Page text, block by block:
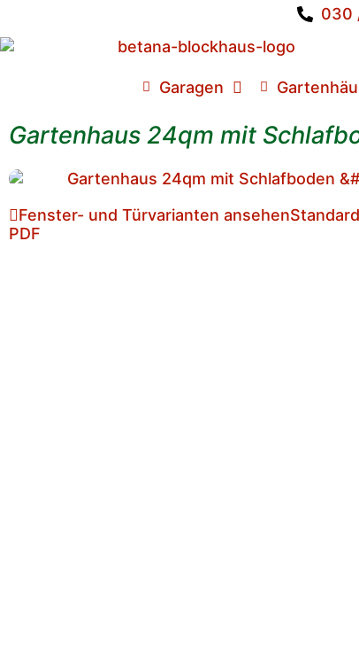
030
Garagen
Gartenhaus 24qm mit
Fenster- und Türvarianten ansehen
PDF